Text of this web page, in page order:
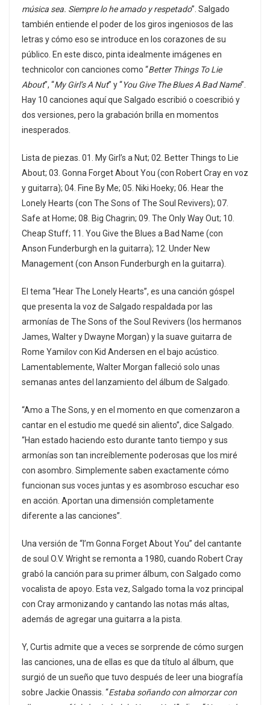
música sea. Siempre lo he amado y respetado”. Salgado
también entiende el poder de los giros ingeniosos de las
letras y cómo eso se introduce en los corazones de su
público. En este disco, pinta idealmente imágenes en
technicolor con canciones como “Better Things To Lie
About”, “My Girl’s A Nut” y “You Give The Blues A Bad Name”.
Hay 10 canciones aquí que Salgado escribió o coescribió y
dos versiones, pero la grabación brilla en momentos
inesperados.
Lista de piezas. 01. My Girl’s a Nut; 02. Better Things to Lie
About; 03. Gonna Forget About You (con Robert Cray en voz
y guitarra); 04. Fine By Me; 05. Niki Hoeky; 06. Hear the
Lonely Hearts (con The Sons of The Soul Revivers); 07.
Safe at Home; 08. Big Chagrin; 09. The Only Way Out; 10.
Cheap Stuff; 11. You Give the Blues a Bad Name (con
Anson Funderburgh en la guitarra); 12. Under New
Management (con Anson Funderburgh en la guitarra).
El tema “Hear The Lonely Hearts”, es una canción góspel
que presenta la voz de Salgado respaldada por las
armonías de The Sons of the Soul Revivers (los hermanos
James, Walter y Dwayne Morgan) y la suave guitarra de
Rome Yamilov con Kid Andersen en el bajo acústico.
Lamentablemente, Walter Morgan falleció solo unas
semanas antes del lanzamiento del álbum de Salgado.
“Amo a The Sons, y en el momento en que comenzaron a
cantar en el estudio me quedé sin aliento”, dice Salgado.
“Han estado haciendo esto durante tanto tiempo y sus
armonías son tan increíblemente poderosas que los miré
con asombro. Simplemente saben exactamente cómo
funcionan sus voces juntas y es asombroso escuchar eso
en acción. Aportan una dimensión completamente
diferente a las canciones”.
Una versión de “I’m Gonna Forget About You” del cantante
de soul O.V. Wright se remonta a 1980, cuando Robert Cray
grabó la canción para su primer álbum, con Salgado como
vocalista de apoyo. Esta vez, Salgado toma la voz principal
con Cray armonizando y cantando las notas más altas,
además de agregar una guitarra a la pista.
Y, Curtis admite que a veces se sorprende de cómo surgen
las canciones, una de ellas es que da título al álbum, que
surgió de un sueño que tuvo después de leer una biografía
sobre Jackie Onassis. “Estaba soñando con almorzar con